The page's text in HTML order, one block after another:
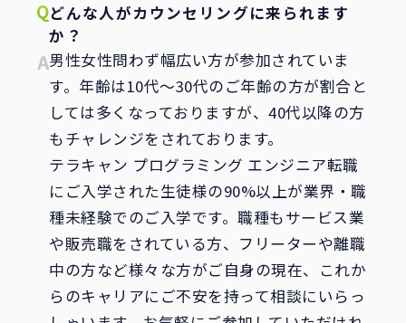
どんな人がカウンセリングに来られます
か？
男性女性問わず幅広い方が参加されていま
す。年齢は10代～30代のご年齢の方が割合と
しては多くなっておりますが、40代以降の方
もチャレンジをされております。
テラキャン プログラミング エンジニア転職
にご入学された生徒様の90%以上が業界・職
種未経験でのご入学です。職種もサービス業
や販売職をされている方、フリーターや離職
中の方など様々な方がご自身の現在、これか
らのキャリアにご不安を持って相談にいらっ